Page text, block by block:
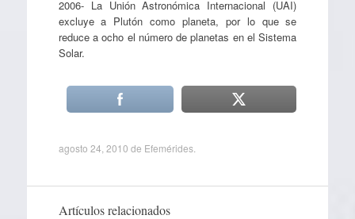
2006- La Unión Astronómica Internacional (UAI)
excluye a Plutón como planeta, por lo que se
reduce a ocho el número de planetas en el Sistema
Solar.
agosto 24, 2010 de Efemérides.
Artículos relacionados